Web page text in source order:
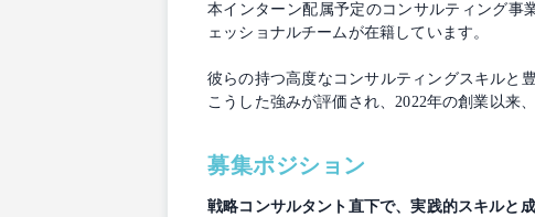
本インターン配属予定のコンサルティング事
ェッショナルチームが在籍しています。
彼らの持つ高度なコンサルティングスキルと
こうした強みが評価され、2022年の創業以来
募集ポジション
戦略コンサルタント直下で、実践的スキルと